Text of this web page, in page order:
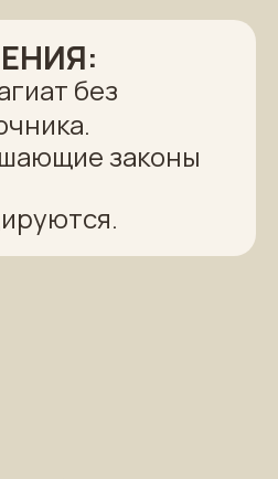
без
законы